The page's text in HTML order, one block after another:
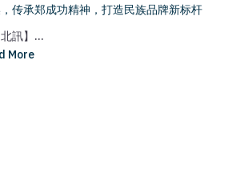
传承郑成功精神，打造民族品牌新标杆
北訊】...
More